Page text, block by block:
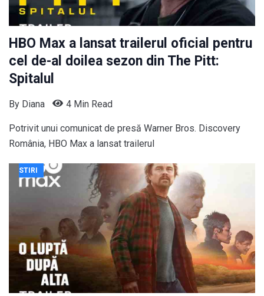
HBO Max a lansat trailerul oficial pentru
cel de-al doilea sezon din The Pitt:
Spitalul
By Diana 4 Min Read
Potrivit unui comunicat de presă Warner Bros. Discovery
România, HBO Max a lansat trailerul
STIRI